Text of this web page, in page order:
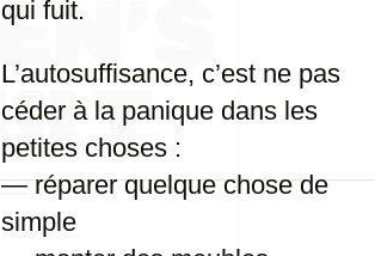
qui fuit.
L’autosuffisance, c’est ne pas
céder à la panique dans les
petites choses :
— réparer quelque chose de
simple